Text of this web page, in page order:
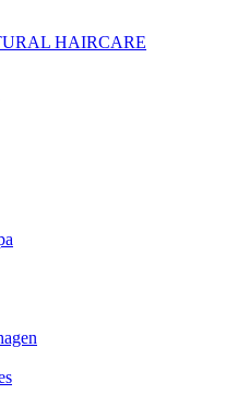
HAIRCARE